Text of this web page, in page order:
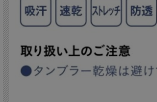
しみやすく。